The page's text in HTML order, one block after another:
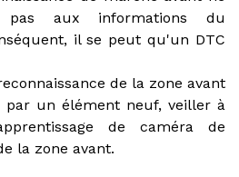
pas aux informations du
il se peut qu'un DTC
de la zone avant
par un élément neuf, veiller à
de caméra de
la zone avant.